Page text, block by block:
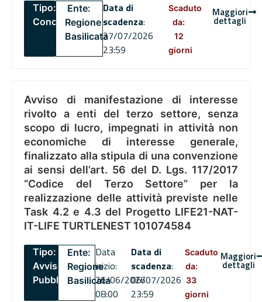
Tipo:
Concorsi
Ente:
Regione
Basilicata
Data di
scadenza:
27/07/2026
23:59
Scaduto
da:
12
giorni
Maggiori
dettagli
Avviso di manifestazione di interesse
rivolto a enti del terzo settore, senza
scopo di lucro, impegnati in attività non
economiche di interesse generale,
finalizzato alla stipula di una convenzione
ai sensi dell’art. 56 del D. Lgs. 117/2017
“Codice del Terzo Settore” per la
realizzazione delle attività previste nelle
Task 4.2 e 4.3 del Progetto LIFE21-NAT-
IT-LIFE TURTLENEST 101074584
Tipo:
Avviso
Pubblico
Ente:
Regione
Basilicata
Data
inizio:
26/06/2026
08:00
Data di
scadenza:
06/07/2026
23:59
Scaduto
da:
33
giorni
Maggiori
dettagli